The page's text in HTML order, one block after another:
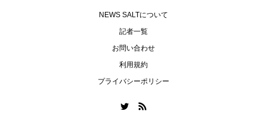
NEWS SALTについて
記者一覧
お問い合わせ
利用規約
プライバシーポリシー